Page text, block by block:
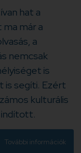
hat a
már a
a
nemcsak
is
is segíti. Ezért
kulturális
További információk